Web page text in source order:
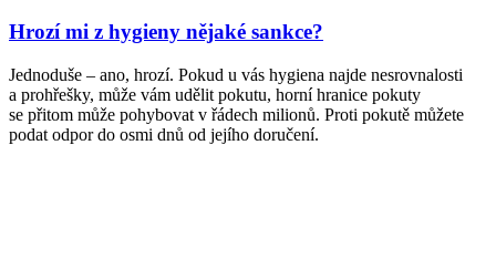
Hrozí mi z hygieny nějaké sankce?
Jednoduše – ano, hrozí. Pokud u vás hygiena najde nesrovnalosti
a prohřešky, může vám udělit pokutu, horní hranice pokuty
se přitom může pohybovat v řádech milionů. Proti pokutě můžete
podat odpor do osmi dnů od jejího doručení.